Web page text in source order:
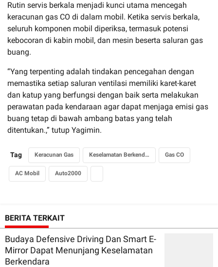
Rutin servis berkala menjadi kunci utama mencegah
keracunan gas CO di dalam mobil. Ketika servis berkala,
seluruh komponen mobil diperiksa, termasuk potensi
kebocoran di kabin mobil, dan mesin beserta saluran gas
buang.
“Yang terpenting adalah tindakan pencegahan dengan
memastika setiap saluran ventilasi memiliki karet-karet
dan katup yang berfungsi dengan baik serta melakukan
perawatan pada kendaraan agar dapat menjaga emisi gas
buang tetap di bawah ambang batas yang telah
ditentukan.,” tutup Yagimin.
Tag Keracunan Gas Keselamatan Berkendara Gas CO
AC Mobil Auto2000
BERITA TERKAIT
Budaya Defensive Driving Dan Smart E-
Mirror Dapat Menunjang Keselamatan
Berkendara